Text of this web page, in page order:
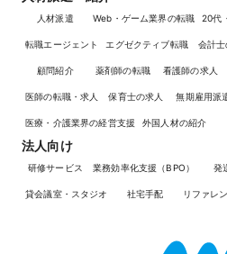
人材派遣 Web・ゲーム業界の転職 20代
転職エージェント エグゼクティブ転職 会計
顧問紹介 薬剤師の転職 看護師の求人
医師の転職・求人 保育士の求人 無期雇用派
医療・介護業界の経営支援 外国人材の紹介
法人向け
研修サービス 業務効率化支援（BPO） 発
貸会議室・スタジオ 社宅手配 リファレ